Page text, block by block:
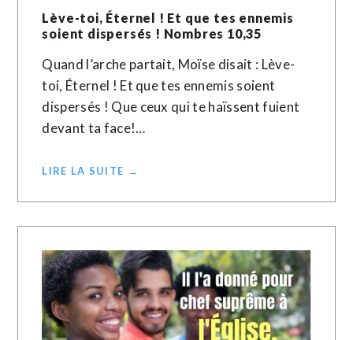
Lève-toi, Éternel ! Et que tes ennemis
soient dispersés ! Nombres 10,35
Quand l’arche partait, Moïse disait : Lève-
toi, Éternel ! Et que tes ennemis soient
dispersés ! Que ceux qui te haïssent fuient
devant ta face!…
LIRE LA SUITE →